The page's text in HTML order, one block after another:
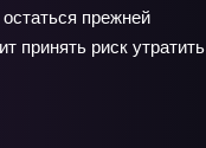
прежней
принять риск утратить